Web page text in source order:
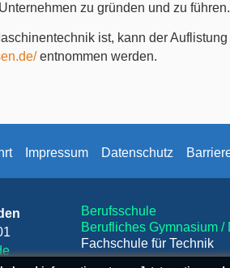
zu gründen und zu führen.
ist, kann der
entnommen werden.
Impressum Datenschutz
Berufsschule
Berufliches Gymnasium
Fachschule für Technik